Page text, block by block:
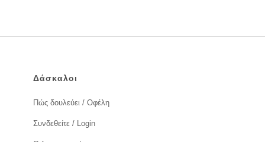
Δάσκαλοι
Πώς δουλεύει / Οφέλη
Συνδεθείτε / Login